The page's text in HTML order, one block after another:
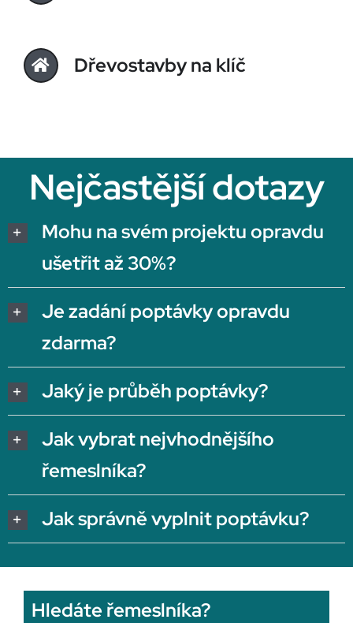
Dřevostavby na klíč
Nejčastější dotazy
Mohu na svém projektu opravdu
ušetřit až 30%?
Je zadání poptávky opravdu
zdarma?
Jaký je průběh poptávky?
Jak vybrat nejvhodnějšího
řemeslníka?
Jak správně vyplnit poptávku?
Hledáte řemeslníka?